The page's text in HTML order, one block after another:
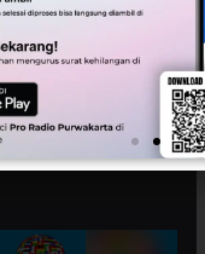
Provinsi Jawa